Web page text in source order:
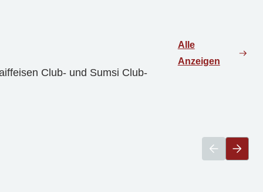
Club- und Sumsi Club-
Alle
Anzeigen